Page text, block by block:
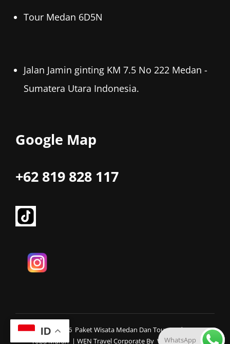
Tour Medan 6D5N
Jalan Jamin ginting KM 7.5 No 222 Medan -
Sumatera Utara Indonesia.
Google Map
+62 819 828 117
Copyright © 2026 Paket Wisata Medan Dan Tour Medan Danau
Toba Murah | WEN Travel Corporate By WEN Themes
ID
WhatsApp